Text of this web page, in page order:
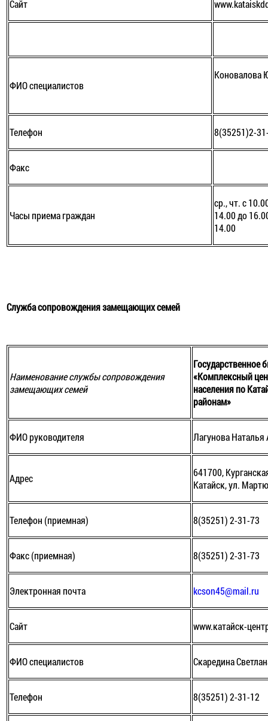
Сайт
ФИО специалистов
Коновалова
Телефон 8(35251)2-
Факс
Часы приема граждан
ср., чт. с
14.00 до
14.00
Служба сопровождения замещающих семей
Наименование службы сопровождения
замещающих семей
Государственное
«Комплексный
населения по
районам»
ФИО руководителя Лагунова Наталья
Адрес
641700,
Катайск, ул.
Телефон (приемная) 8(35251) 2-31-73
Факс (приемная) 8(35251) 2-31-73
Электронная почта kcson45@mail.ru
Сайт www.катайск-
ФИО специалистов Скаредина
Телефон 8(35251) 2-31-12